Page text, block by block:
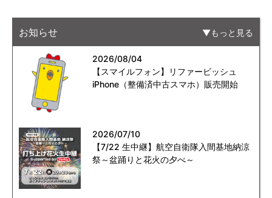
お知らせ もっと見る
2026/08/04
【スマイルフォン】リファービッシュ
iPhone（整備済中古スマホ）販売開始
2026/07/10
【7/22 生中継】航空自衛隊入間基地納涼
祭～盆踊りと花火の夕べ～